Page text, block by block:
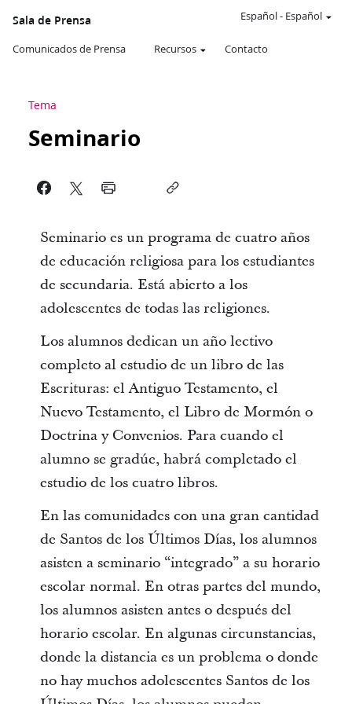
Sala de Prensa
Comunicados de Prensa Recursos Contacto
Español- Español
Tema
Seminario
Seminario es un programa de cuatro años
de educación religiosa para los estudiantes
de secundaria. Está abierto a los
adolescentes de todas las religiones.
Los alumnos dedican un año lectivo
completo al estudio de un libro de las
Escrituras: el Antiguo Testamento, el
Nuevo Testamento, el Libro de Mormón o
Doctrina y Convenios. Para cuando el
alumno se gradúe, habrá completado el
estudio de los cuatro libros.
En las comunidades con una gran cantidad
de Santos de los Últimos Días, los alumnos
asisten a seminario “integrado” a su horario
escolar normal. En otras partes del mundo,
los alumnos asisten antes o después del
horario escolar. En algunas circunstancias,
donde la distancia es un problema o donde
no hay muchos adolescentes Santos de los